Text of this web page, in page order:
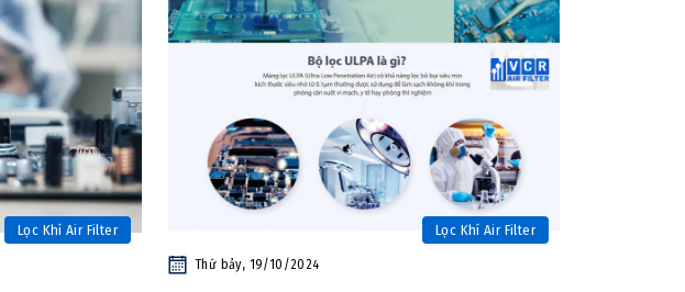
Lọc Khí Air Filter Lọc Khí Air Filter
Thứ bảy, 19/10/2024